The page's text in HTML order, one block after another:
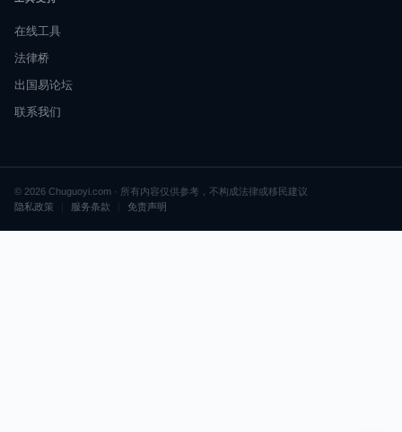
在线工具
法律桥
出国易论坛
联系我们
© 2026 Chuguoyi.com · 所有内容仅供参考，不构成法律或移民建议
隐私政策
服务条款 免责声明